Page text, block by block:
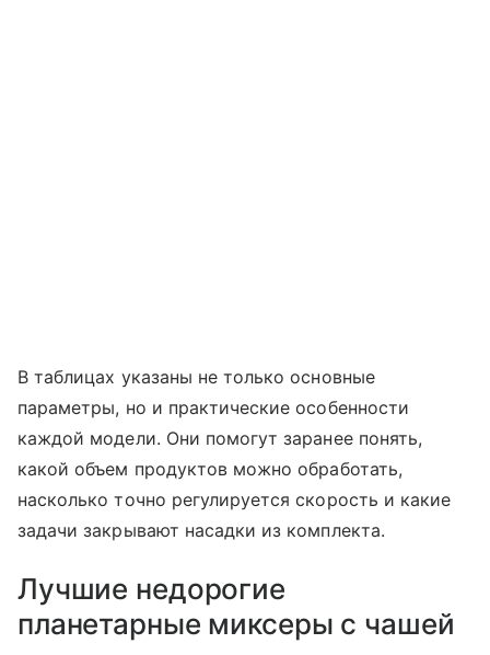
В таблицах указаны не только основные
параметры, но и практические особенности
каждой модели. Они помогут заранее понять,
какой объем продуктов можно обработать,
насколько точно регулируется скорость и какие
задачи закрывают насадки из комплекта.
Лучшие недорогие
планетарные миксеры с чашей